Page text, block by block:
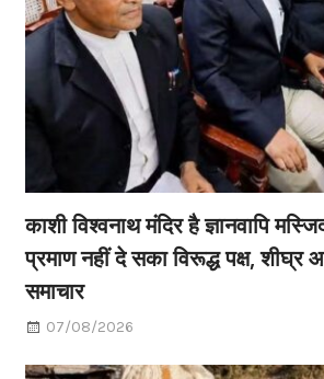
काशी विश्वनाथ मंदिर है ज्ञानवापि
प्रमाण नहीं दे सका विरूद्ध पक्ष,
समाचार
07/08/2026